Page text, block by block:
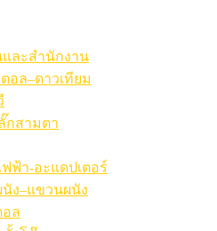
ละสำนักงาน
อล–ดาวเทียม
กสามตา
ฟ้า-อะแดปเตอร์
ง–แขวนผนัง
ล